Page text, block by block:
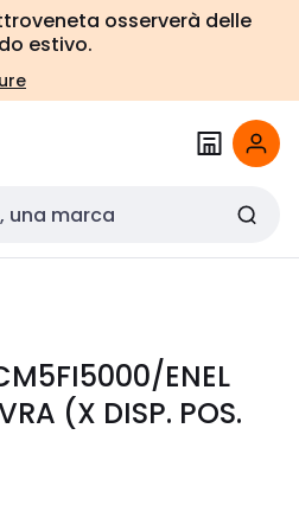
osserverà delle
estivo.
ENEL
(X DISP. POS.